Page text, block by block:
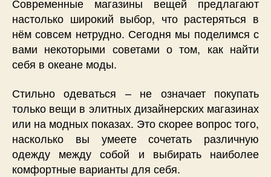
настолько широкий выбор, что растеряться в
нём совсем нетрудно. Сегодня мы поделимся с
вами некоторыми советами о том, как найти
себя в океане моды.
Стильно одеваться – не означает покупать
только вещи в элитных дизайнерских магазинах
или на модных показах. Это скорее вопрос того,
насколько вы умеете сочетать различную
одежду между собой и выбирать наиболее
комфортные варианты для себя.